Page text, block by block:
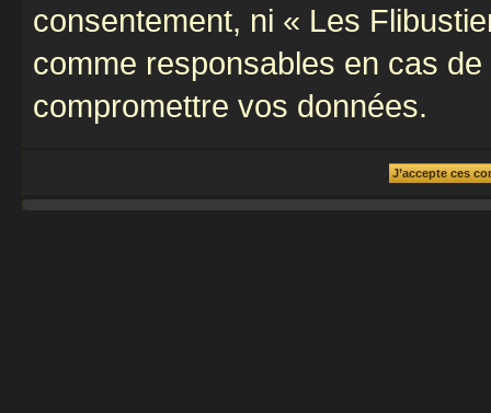
consentement, ni « Les
comme responsables en cas
compromettre vos données.